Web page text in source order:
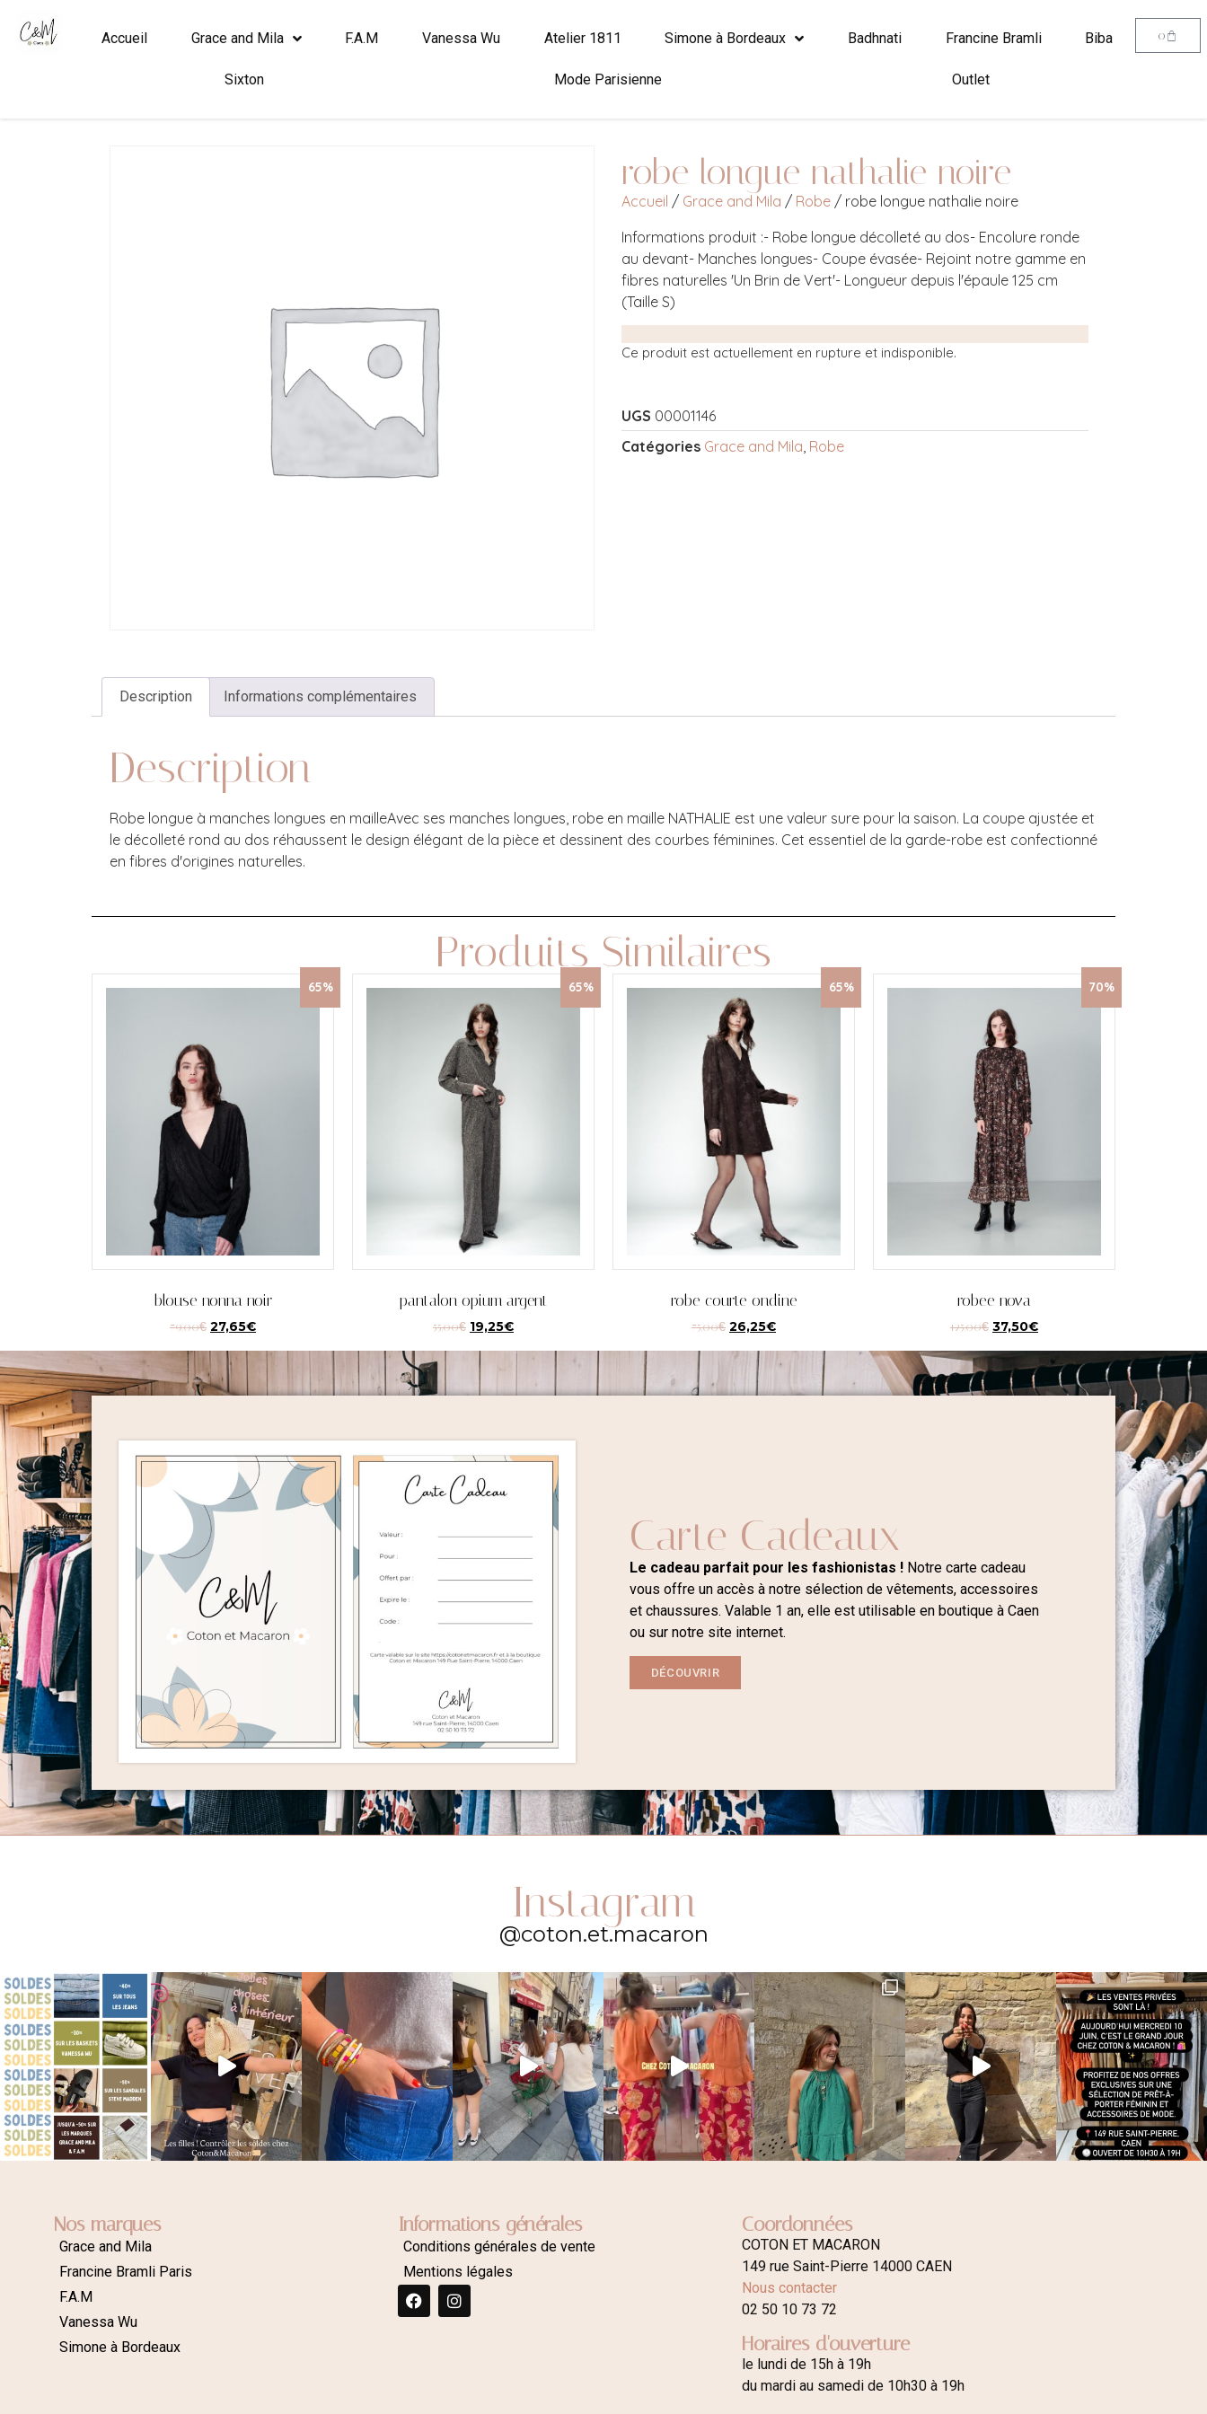
0
Accueil Grace and Mila F.A.M Vanessa Wu Atelier 1811 Simone à Bordeaux Badhnati Francine Bramli Biba
Sixton Mode Parisienne Outlet
robe longue nathalie noire
Accueil / Grace and Mila / Robe / robe longue nathalie noire
Informations produit :- Robe longue décolleté au dos- Encolure ronde
au devant- Manches longues- Coupe évasée- Rejoint notre gamme en
fibres naturelles 'Un Brin de Vert'- Longueur depuis l'épaule 125 cm
(Taille S)
Ce produit est actuellement en rupture et indisponible.
UGS 00001146
Catégories Grace and Mila Robe
Description Informations complémentaires
Description
Robe longue à manches longues en mailleAvec ses manches longues, robe en maille NATHALIE est une valeur sure pour la saison. La coupe ajustée et
le décolleté rond au dos réhaussent le design élégant de la pièce et dessinent des courbes féminines. Cet essentiel de la garde-robe est confectionné
en fibres d'origines naturelles.
Produits Similaires
65%
blouse nonna noir
79,00€ 27,65€
65%
pantalon opium argent
55,00€ 19,25€
65%
robe courte ondine
75,00€ 26,25€
70%
robee nova
125,00€ 37,50€
Carte Cadeaux
Le cadeau parfait pour les fashionistas !Notre carte cadeau
vous offre un accès à notre sélection de vêtements, accessoires
et chaussures. Valable 1 an, elle est utilisable en boutique à Caen
ou sur notre site internet.
DÉCOUVRIR
Instagram
@coton.et.macaron
Nos marques
Grace and Mila
Francine Bramli Paris
F.A.M
Vanessa Wu
Simone à Bordeaux
Informations générales
Conditions générales de vente
Mentions légales
Coordonnées
COTON ET MACARON
149 rue Saint-Pierre 14000 CAEN
Nous contacter
02 50 10 73 72
Horaires d'ouverture
le lundi de 15h à 19h
du mardi au samedi de 10h30 à 19h